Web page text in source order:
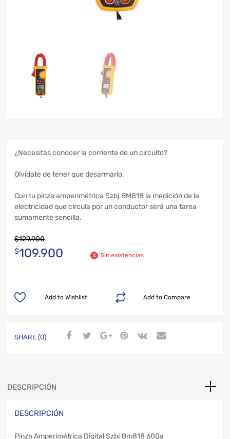
¿Necesitas conocer la corriente de un circuito?
Olvídate de tener que desarmarlo.
Con tu pinza amperimétrica Szbj BM818 la medición de la
electricidad que circula por un conductor será una tarea
sumamente sencilla.
$129.900
$109.900 Sin existencias
Add to Compare
Add to Wishlist
SHARE (0)
DESCRIPCIÓN
DESCRIPCIÓN
Pinza Amperimétrica Digital Szbj Bm818 600a